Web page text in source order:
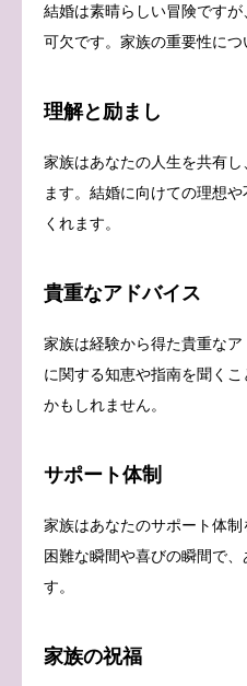
結婚は素晴らしい冒険です
可欠です。家族の重要性につ
理解と励まし
家族はあなたの人生を共有
ます。結婚に向けての理想
くれます。
貴重なアドバイス
家族は経験から得た貴重な
に関する知恵や指南を聞く
かもしれません。
サポート体制
家族はあなたのサポート体制
困難な瞬間や喜びの瞬間で
す。
家族の祝福